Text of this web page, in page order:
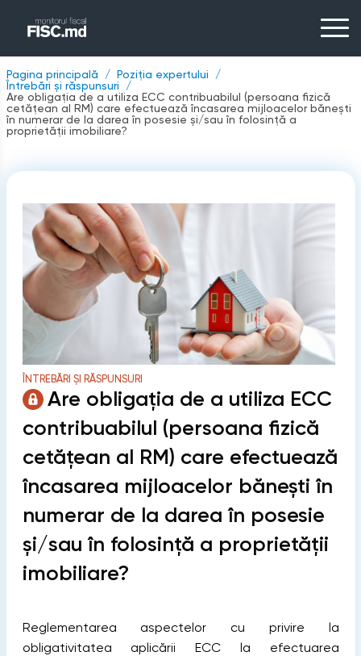
Pagina principală
Poziția expertului
Întrebări și răspunsuri
Are obligația de a utiliza ECC contribuabilul (persoana fizică
cetățean al RM) care efectuează încasarea mijloacelor bănești
în numerar de la darea în posesie şi/sau în folosinţă a
proprietății imobiliare?
ÎNTREBĂRI ȘI RĂSPUNSURI
Are obligația de a utiliza ECC
contribuabilul (persoana fizică
cetățean al RM) care efectuează
încasarea mijloacelor bănești în
numerar de la darea în posesie
şi/sau în folosinţă a proprietății
imobiliare?
Reglementarea aspectelor cu privire la
obligativitatea aplicării ECC la efectuarea